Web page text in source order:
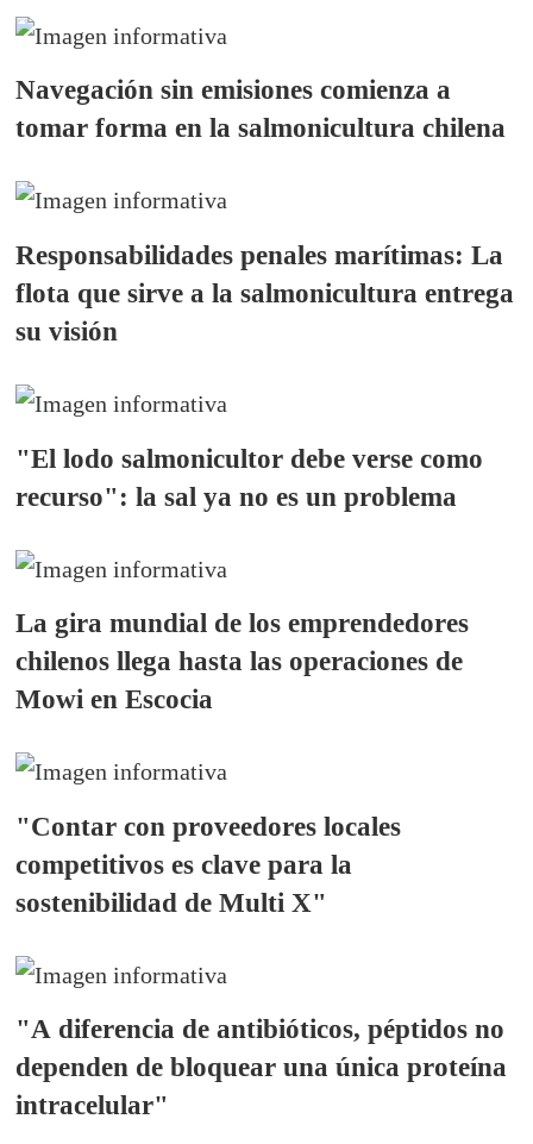
Navegación sin emisiones comienza a
tomar forma en la salmonicultura chilena
Responsabilidades penales marítimas: La
flota que sirve a la salmonicultura entrega
su visión
"El lodo salmonicultor debe verse como
recurso": la sal ya no es un problema
La gira mundial de los emprendedores
chilenos llega hasta las operaciones de
Mowi en Escocia
"Contar con proveedores locales
competitivos es clave para la
sostenibilidad de Multi X"
"A diferencia de antibióticos, péptidos no
dependen de bloquear una única proteína
intracelular"